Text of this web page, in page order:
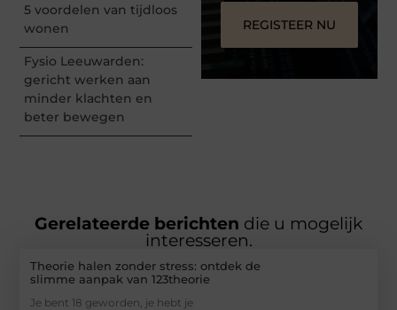
5 voordelen van tijdloos
wonen
Fysio Leeuwarden:
gericht werken aan
minder klachten en
beter bewegen
REGISTEER NU
Gerelateerde berichten die u mogelijk
interesseren.
Theorie halen zonder stress: ontdek de
slimme aanpak van 123theorie
Je bent 18 geworden, je hebt je